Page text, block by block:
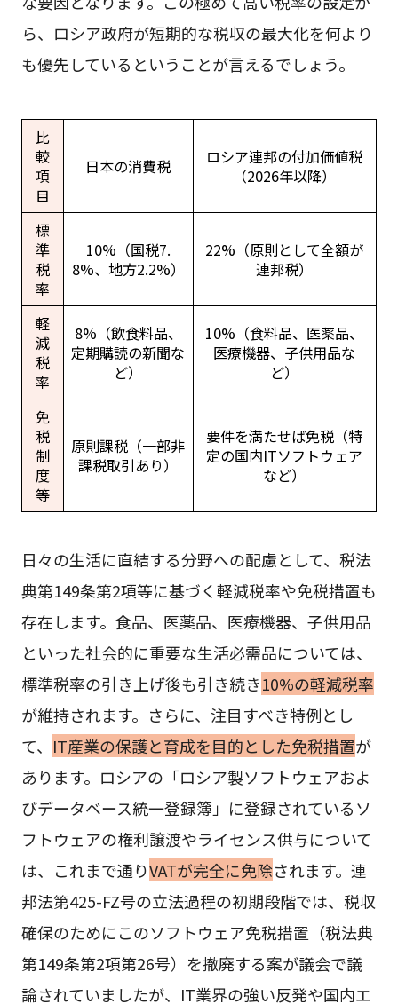
ら、ロシア政府が短期的な税収の最大化を何より
も優先しているということが言えるでしょう。
比
較
項
目
日本の消費税
ロシア連邦の付加価値税
（2026年以降）
標
準
税
率
10%（国税7.
8%、地方2.2%）
22%（原則として全額が
連邦税）
軽
減
税
率
8%（飲食料品、
定期購読の新聞な
ど）
10%（食料品、医薬品、
医療機器、子供用品な
ど）
免
税
制
度
等
原則課税（一部非
課税取引あり）
要件を満たせば免税（特
定の国内ITソフトウェア
など）
日々の生活に直結する分野への配慮として、税法
典第149条第2項等に基づく軽減税率や免税措置も
存在します。食品、医薬品、医療機器、子供用品
といった社会的に重要な生活必需品については、
標準税率の引き上げ後も引き続き10%の軽減税率
が維持されます。さらに、注目すべき特例とし
て、 IT産業の保護と育成を目的とした免税措置が
あります。ロシアの「ロシア製ソフトウェアおよ
びデータベース統一登録簿」に登録されているソ
フトウェアの権利譲渡やライセンス供与について
は、これまで通りVATが完全に免除されます。連
邦法第425-FZ号の立法過程の初期段階では、税収
確保のためにこのソフトウェア免税措置（税法典
第149条第2項第26号）を撤廃する案が議会で議
論されていましたが、IT業界の強い反発や国内エ